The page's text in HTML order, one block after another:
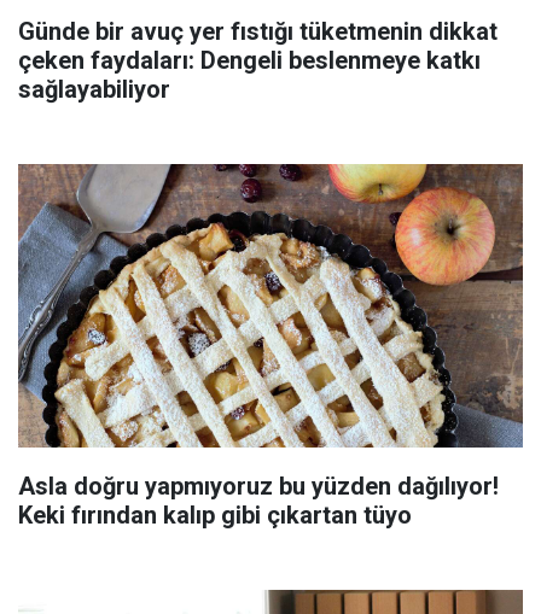
Günde bir avuç yer fıstığı tüketmenin dikkat
çeken faydaları: Dengeli beslenmeye katkı
sağlayabiliyor
Asla doğru yapmıyoruz bu yüzden dağılıyor!
Keki fırından kalıp gibi çıkartan tüyo